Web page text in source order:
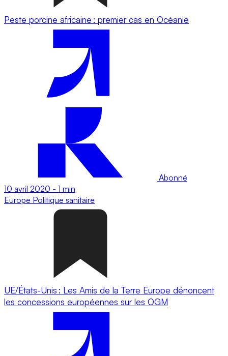
Peste porcine africaine : premier cas en Océanie
Abonné
10 avril 2020 - 1 min
Europe Politique sanitaire
UE/États-Unis : Les Amis de la Terre Europe dénoncent
les concessions européennes sur les OGM